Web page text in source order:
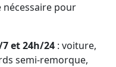
pour
et 24h/24 : voiture,
semi-remorque,